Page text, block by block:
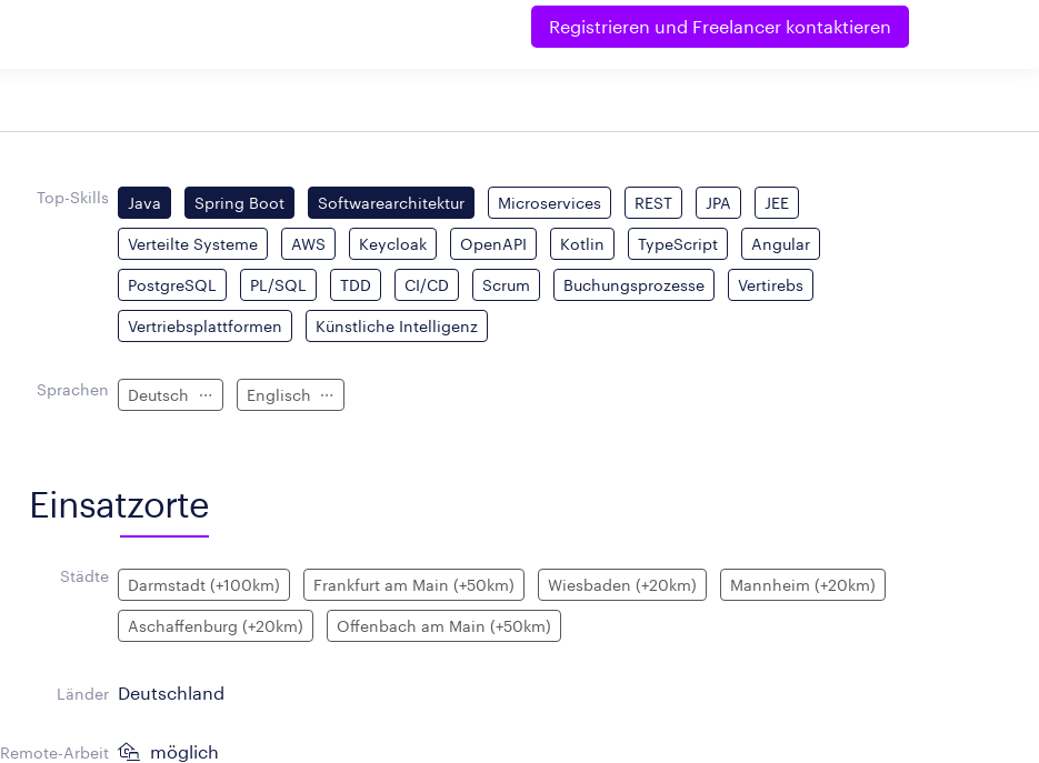
Registrieren und Freelancer kontaktieren
Top-Skills Java Spring Boot Softwarearchitektur Microservices REST JPA JEE
Verteilte Systeme AWS Keycloak OpenAPI Kotlin TypeScript Angular
PostgreSQL PL/SQL TDD CI/CD Scrum Buchungsprozesse Vertirebs
Vertriebsplattformen Künstliche Intelligenz
Sprachen Deutsch Englisch
Einsatzorte
Städte Darmstadt (+100km) Frankfurt am Main (+50km) Wiesbaden (+20km) Mannheim (+20km)
Aschaffenburg (+20km) Offenbach am Main (+50km)
Länder Deutschland
Remote-Arbeit möglich